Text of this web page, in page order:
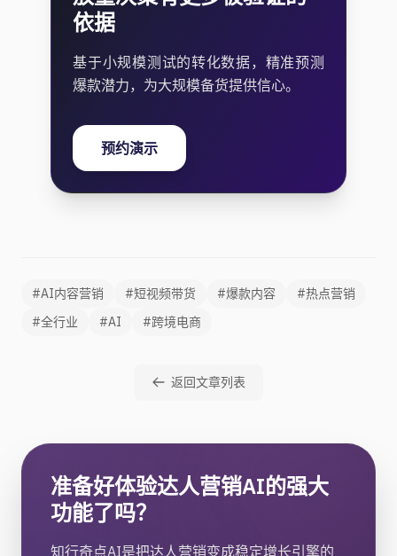
依据
基于小规模测试的转化数据，精准预测
爆款潜力，为大规模备货提供信心。
预约演示
#AI内容营销 #短视频带货 #爆款内容
#热点营销
#全行业
#AI #跨境电商
返回文章列表
准备好体验达人营销AI的强大
功能了吗？
知行奇点AI是把达人营销变成稳定增长引擎的